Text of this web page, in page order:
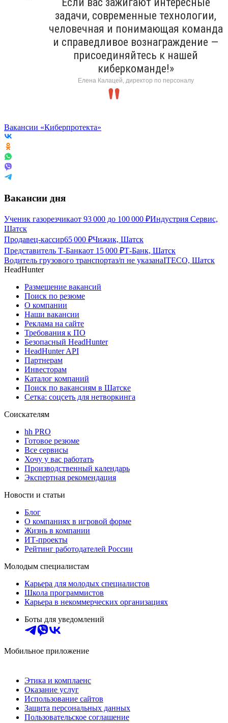
задачи, современные технологии,
человечная и понимающая команда
и справедливое вознаграждение —
присоединяйтесь к нашей
киберкоманде!»
Елена Калацей, директор по персоналу
Вакансии «Киберпротекта»
Вакансии дня
Ученик газорезчикаот 93 000 до 100 000 ₽Индустрия Сервис,
Шатск
Продавец-кассир65 000 ₽Чижик, Шатск
Представитель Т-Банкаот 15 000 ₽Т-Банк, Шатск
Водитель грузового транспортаз/п не указанаITECO, Шатск
HeadHunter
Размещение вакансий
Поиск по резюме
О компании
Наши вакансии
Реклама на сайте
Требования к ПО
Безопасный HeadHunter
HeadHunter API
Партнерам
Инвесторам
Каталог компаний
Поиск по вакансиям в Шатске
Сетка: соцсеть для нетворкинга
Соискателям
hh PRO
Готовое резюме
Все сервисы
Хочу у вас работать
Производственный календарь
Экспертная рекомендация
Новости и статьи
Блог
О компаниях в игровой форме
Жизнь в компании
ИТ-проекты
Рейтинг работодателей России
Молодым специалистам
Карьера для молодых специалистов
Школа программистов
Карьера в некоммерческих организациях
Боты для уведомлений
Мобильное приложение
Этика и комплаенс
Оказание услуг
Использование сайтов
Защита персональных данных
Пользовательское соглашение